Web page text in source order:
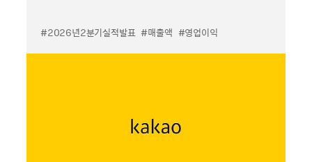
#2026년2분기실적발표 #매출액 #영업이익